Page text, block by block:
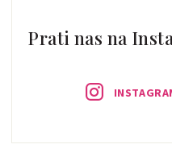
Prati nas na